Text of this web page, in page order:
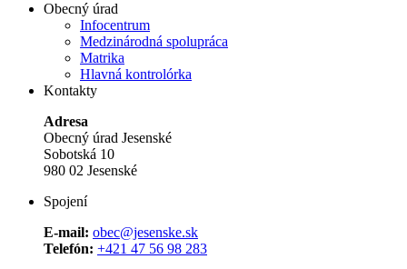
Obecný úrad
Infocentrum
Medzinárodná spolupráca
Matrika
Hlavná kontrolórka
Kontakty
Adresa
Obecný úrad Jesenské
Sobotská 10
980 02 Jesenské
Spojení
E-mail: obec@jesenske.sk
Telefón: +421 47 56 98 283